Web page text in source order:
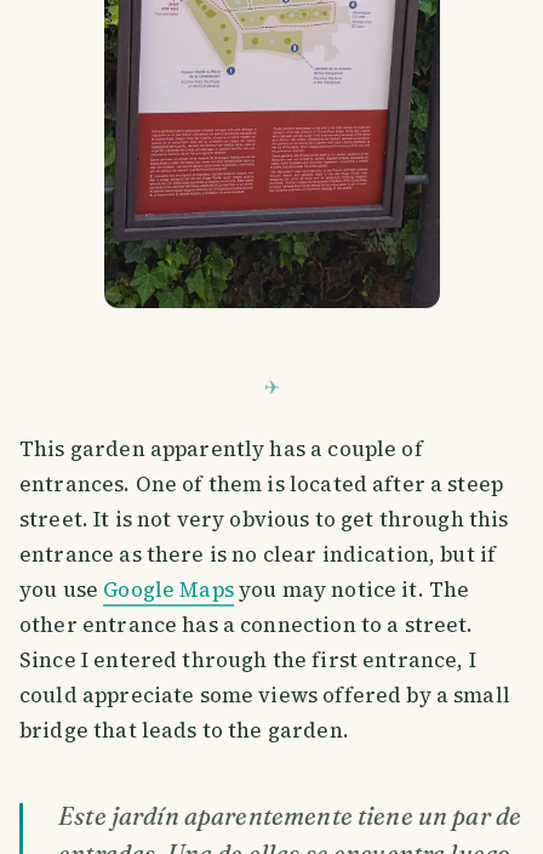
This garden apparently has a couple of
entrances. One of them is located after a steep
street. It is not very obvious to get through this
entrance as there is no clear indication, but if
you use Google Mapsyou may notice it. The
other entrance has a connection to a street.
Since I entered through the first entrance, I
could appreciate some views offered by a small
bridge that leads to the garden.
Este jardín aparentemente tiene un par de